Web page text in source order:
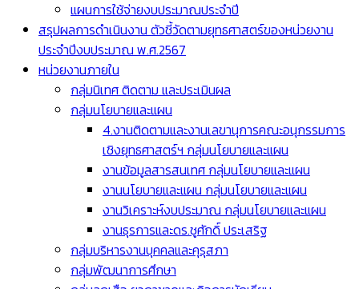
แผนการใช้จ่ายงบประมาณประจำปี
สรุปผลการดำเนินงาน ตัวชี้วัดตามยุทธศาสตร์ของหน่วยงาน
ประจำปีงบประมาณ พ.ศ.2567
หน่วยงานภายใน
กลุ่มนิเทศ ติดตาม และประเมินผล
กลุ่มนโยบายและแผน
4.งานติดตามและงานเลขานุการคณะอนุกรรมการ
เชิงยุทธศาสตร์ฯ กลุ่มนโยบายและแผน
งานข้อมูลสารสนเทศ กลุ่มนโยบายและแผน
งานนโยบายและแผน กลุ่มนโยบายและแผน
งานวิเคราะห์งบประมาณ กลุ่มนโยบายและแผน
งานธุรการและดร.ชูศักดิ์ ประเสริฐ
กลุ่มบริหารงานบุคคลและคุรุสภา
กลุ่มพัฒนาการศึกษา